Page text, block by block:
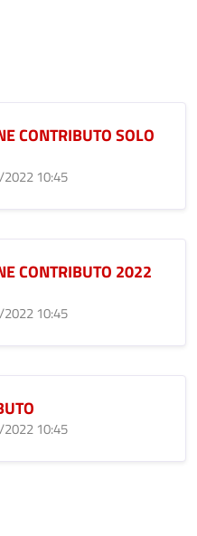
CONTRIBUTO SOLO
10:45
CONTRIBUTO 2022
10:45
10:45